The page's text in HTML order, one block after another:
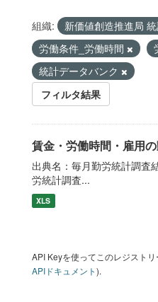
組織: 新価値創造推進局
労働条件_労働時間
統計データバンク
フィルタ結果
賃金・労働時間・雇用
出典名：毎月勤労統計調査
労統計調査...
XLS
API Keyを使ってこのレジスト
APIドキュメント).